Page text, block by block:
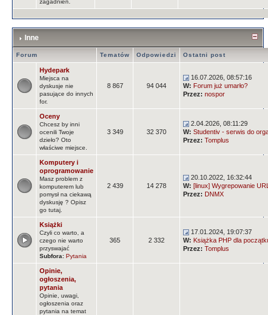
zagadnień.
Inne
Forum Tematów Odpowiedzi Ostatni post
Hydepark
Miejsca na
dyskusje nie
pasujące do innych
for.
8 867 94 044
16.07.2026, 08:57:16
W: Forum już umarło?
Przez: nospor
Oceny
Chcesz by inni
ocenili Twoje
dzieło? Oto
właściwe miejsce.
3 349 32 370
2.04.2026, 08:11:29
W: Studentiv - serwis do
Przez: Tomplus
Komputery i
oprogramowanie
Masz problem z
komputerem lub
pomysł na ciekawą
dyskusję ? Opisz
go tutaj.
2 439 14 278
20.10.2022, 16:32:44
W: [linux] Wygrepowanie
Przez: DNMX
Książki
Czyli co warto, a
czego nie warto
przyswajać
Subfora: Pytania
365 2 332
17.01.2024, 19:07:37
W: Książka PHP dla
Przez: Tomplus
Opinie,
ogłoszenia,
pytania
Opinie, uwagi,
ogłoszenia oraz
pytania na temat